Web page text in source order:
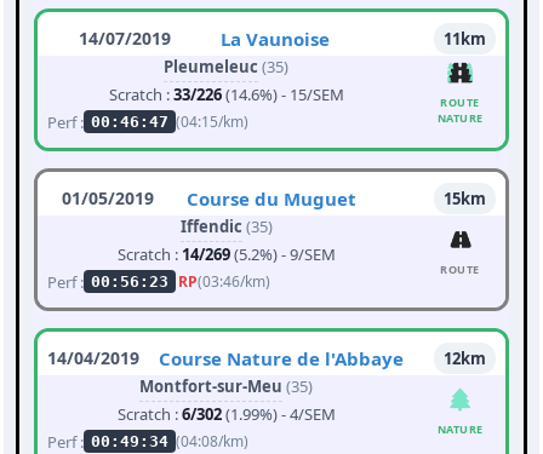
14/07/2019 La Vaunoise
11km
Pleumeleuc (35)
Scratch :33/226(14.6%) - 15/SEM
Perf : 00:46:47 (04:15/km)
ROUTE
NATURE
01/05/2019 Course du Muguet
15km
Iffendic (35)
Scratch : 14/269(5.2%) - 9/SEM
Perf : 00:56:23 RP(03:46/km)
ROUTE
14/04/2019 Course Nature de l'Abbaye
12km
Montfort-sur-Meu (35)
Scratch :6/302(1.99%) - 4/SEM
Perf : 00:49:34 (04:08/km)
NATURE